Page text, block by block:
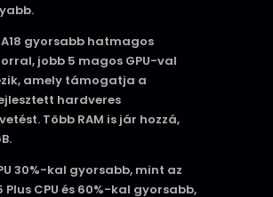
A18 gyorsabb hatmagos
jobb 5 magos GPU-val
amely támogatja a
hardveres
Több RAM is jár hozzá,
30%-kal gyorsabb, mint az
Plus CPU és 60%-kal gyorsabb,